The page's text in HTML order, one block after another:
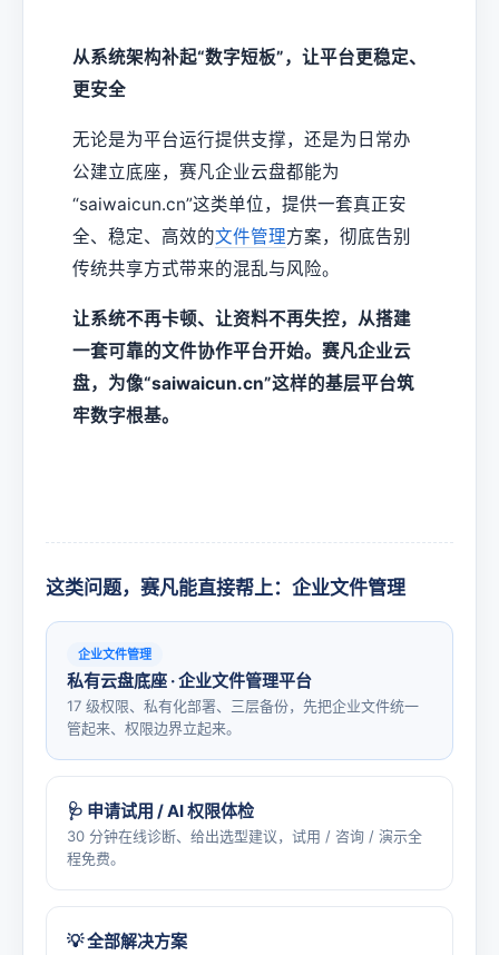
从系统架构补起“数字短板”，让平台更稳定、
更安全
无论是为平台运行提供支撑，还是为日常办
公建立底座，赛凡企业云盘都能为
“saiwaicun.cn”这类单位，提供一套真正安
全、稳定、高效的文件管理方案，彻底告别
传统共享方式带来的混乱与风险。
让系统不再卡顿、让资料不再失控，从搭建
一套可靠的文件协作平台开始。赛凡企业云
盘，为像“saiwaicun.cn”这样的基层平台筑
牢数字根基。
这类问题，赛凡能直接帮上：企业文件管理
企业文件管理
私有云盘底座 · 企业文件管理平台
17 级权限、私有化部署、三层备份，先把企业文件统一
管起来、权限边界立起来。
🩺 申请试用 / AI 权限体检
30 分钟在线诊断、给出选型建议，试用 / 咨询 / 演示全
程免费。
💡 全部解决方案